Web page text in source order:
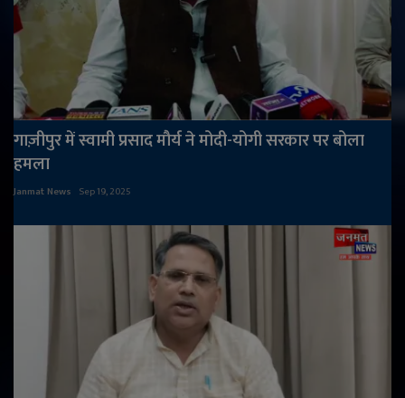
गाज़ीपुर में स्वामी प्रसाद मौर्य ने मोदी-योगी सरकार पर बोला
हमला
Janmat News Sep 19, 2025